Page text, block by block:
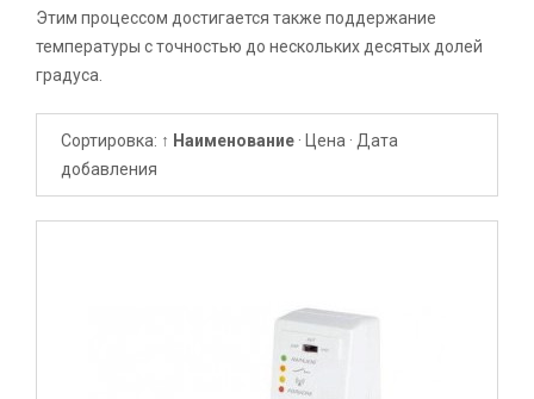
Этим процессом достигается также поддержание
температуры с точностью до нескольких десятых долей
градуса.
Сортировка: ↑ Наименование · Цена · Дата
добавления